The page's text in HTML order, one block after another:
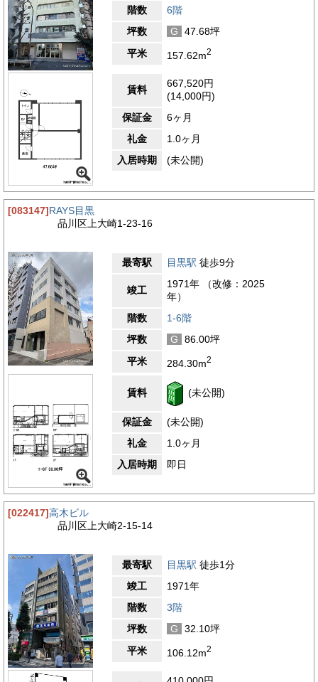
階数
6階
坪数
G
47.68坪
平米
157.62m2
賃料
667,520円
(14,000円)
保証金
6ヶ月
礼金
1.0ヶ月
入居時期
(未公開)
[083147]RAYS目黒
品川区上大崎1-23-16
最寄駅 目黒駅 徒歩9分
竣工
1971年 （改修：2025
年）
階数
1-6階
坪数
G
86.00坪
平米
284.30m2
賃料 (未公開)
保証金
(未公開)
礼金
1.0ヶ月
入居時期
即日
[022417]高木ビル
品川区上大崎2-15-14
最寄駅 目黒駅 徒歩1分
竣工
1971年
階数
3階
坪数
G
32.10坪
平米
106.12m2